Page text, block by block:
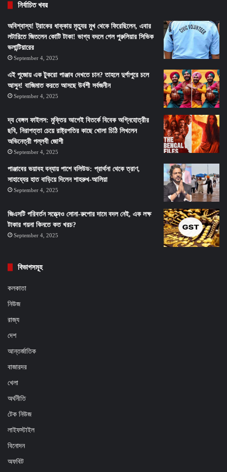
নির্বাচিত খবর
অবিশ্বাস্য! ট্রাকের ধাক্কায় মৃত্যুর মুখ থেকে ফিরেছিলেন, এবার
লটারিতে জিতলেন কোটি টাকা! ভাগ্য বদলে গেল পুরুলিয়ার সিভিক
ভলান্টিয়ারের
September 4, 2025
এই পুজোয় এক টুকরো পাঞ্জাব দেখতে চান? তাহলে দুর্গাপুরে চলে
আসুন! বাজিমাত করতে আসছে উর্বশী সর্বজনীন
September 4, 2025
দ্য বেঙ্গল ফাইলস: মুক্তির আগেই বিতর্কে বিবেক অগ্নিহোত্রীর
ছবি, নিরাপত্তা চেয়ে রাষ্ট্রপতির কাছে খোলা চিঠি লিখলেন
অভিনেত্রী পল্লবী জোশী
September 4, 2025
পাঞ্জাবের ভয়াবহ বন্যায় পাশে বলিউড: প্রার্থনা থেকে ত্রাণ,
সাহায্যের হাত বাড়িয়ে দিলেন শাহরুখ-আলিয়া
September 4, 2025
জিএসটি পরিবর্তন সত্ত্বেও সোনা-রুপোর দামে বদল নেই, এক লক্ষ
টাকার গয়না কিনতে কত খরচ?
September 4, 2025
বিভাগসমূহ
কলকাতা
নিউজ
রাজ্য
দেশ
আন্তর্জাতিক
বাজারদর
খেলা
অর্থনীতি
টেক নিউজ
লাইফস্টাইল
বিনোদন
অফবিট